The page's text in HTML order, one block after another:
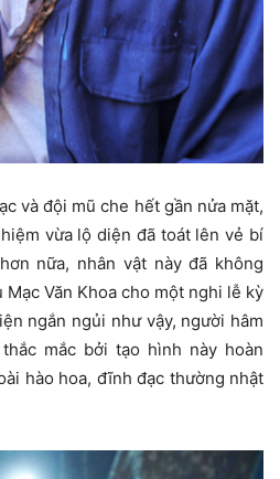
và đội mũ che hết gần nửa mặt,
vừa lộ diện đã toát lên vẻ bí
nữa, nhân vật này đã không
Văn Khoa cho một nghi lễ kỳ
ngắn ngủi như vậy, người hâm
mắc bởi tạo hình này hoàn
hào hoa, đĩnh đạc thường nhật